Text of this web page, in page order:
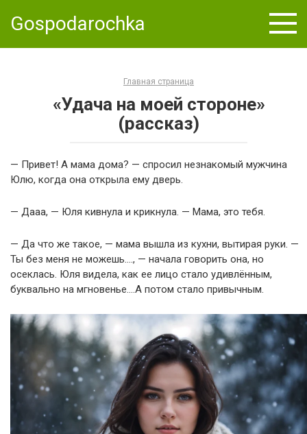
Gospodarochka
Главная страница
«Удача на моей стороне»
(рассказ)
— Привет! А мама дома? — спросил незнакомый мужчина
Юлю, когда она открыла ему дверь.
— Дааа, — Юля кивнула и крикнула. — Мама, это тебя.
— Да что же такое, — мама вышла из кухни, вытирая руки. —
Ты без меня не можешь…., — начала говорить она, но
осеклась. Юля видела, как ее лицо стало удивлённым,
буквально на мгновенье….А потом стало привычным.